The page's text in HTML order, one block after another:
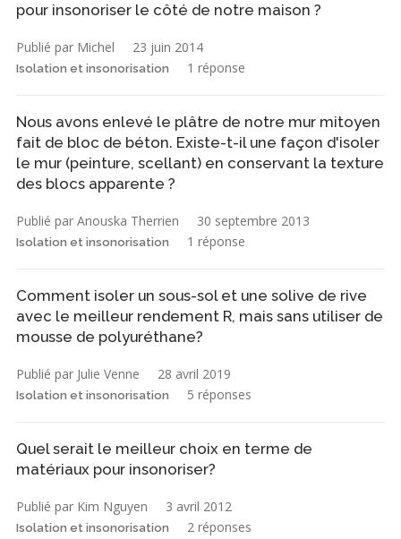
pour insonoriser le côté de notre maison ?
Publié par Michel 23 juin 2014
Isolation et insonorisation 1 réponse
Nous avons enlevé le plâtre de notre mur mitoyen
fait de bloc de béton. Existe-t-il une façon d'isoler
le mur (peinture, scellant) en conservant la texture
des blocs apparente ?
Publié par Anouska Therrien 30 septembre 2013
Isolation et insonorisation 1 réponse
Comment isoler un sous-sol et une solive de rive
avec le meilleur rendement R, mais sans utiliser de
mousse de polyuréthane?
Publié par Julie Venne 28 avril 2019
Isolation et insonorisation 5 réponses
Quel serait le meilleur choix en terme de
matériaux pour insonoriser?
Publié par Kim Nguyen 3 avril 2012
Isolation et insonorisation 2 réponses